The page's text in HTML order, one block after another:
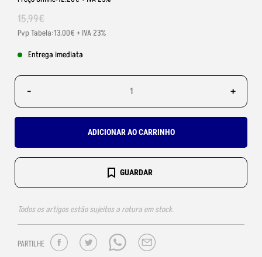
15,99€
Pvp Tabela:13.00€ + IVA 23%
Entrega imediata
- +
ADICIONAR AO CARRINHO
GUARDAR
Todos os artigos estão sujeitos a rotura em stock.
PARTILHE